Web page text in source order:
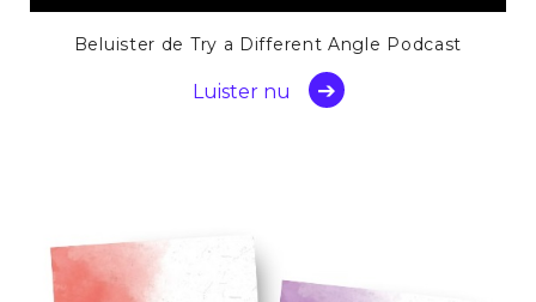
Beluister de Try a Different Angle Podcast
Luister nu